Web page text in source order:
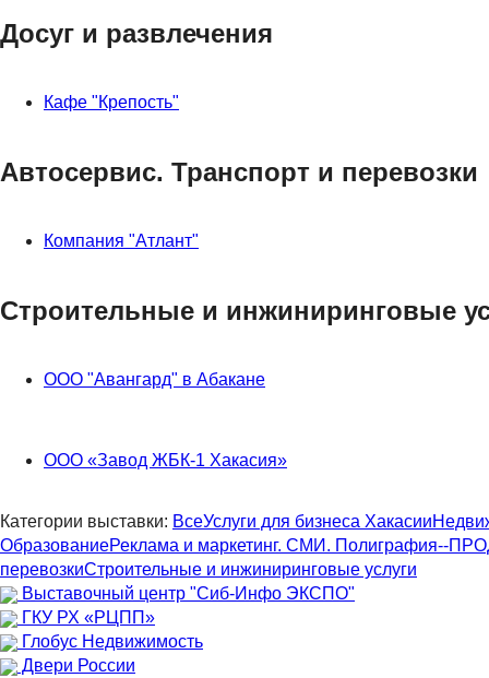
Досуг и развлечения
Кафе "Крепость"
Автосервис. Транспорт и перевозки
Компания "Атлант"
Строительные и инжиниринговые
ООО "Авангард" в Абакане
ООО «Завод ЖБК-1 Хакасия»
Категории выставки: ВсеУслуги для бизнеса Хакасии
ОбразованиеРеклама и маркетинг. СМИ. Полиграфия--
перевозкиСтроительные и инжиниринговые услуги
Выставочный центр "Сиб-Инфо ЭКСПО"
ГКУ РХ «РЦПП»
Глобус Недвижимость
Двери России